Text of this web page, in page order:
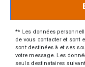
** Les données
de vous contacter et sont
sont destinées à et ses
votre message. Les
seuls destinataires